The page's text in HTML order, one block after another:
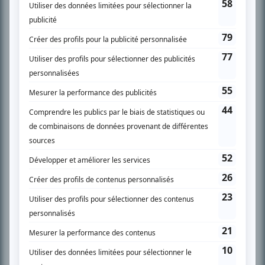
l’actualité télévisuelle au 98,5.
En savoir plus »
SUR LE RÉSEAU BIZZ MÉDIA
PLAN DU SITE
Accueil
Liste des oeuvres
Liste des comédiens
Recherche avancée
À propos
Nous contacter